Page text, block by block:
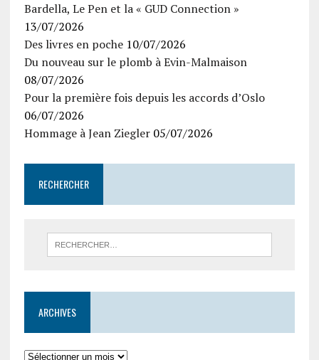
Bardella, Le Pen et la « GUD Connection »
13/07/2026
Des livres en poche 10/07/2026
Du nouveau sur le plomb à Evin-Malmaison
08/07/2026
Pour la première fois depuis les accords d’Oslo
06/07/2026
Hommage à Jean Ziegler 05/07/2026
RECHERCHER
ARCHIVES